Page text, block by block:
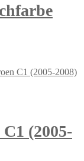
(2005-